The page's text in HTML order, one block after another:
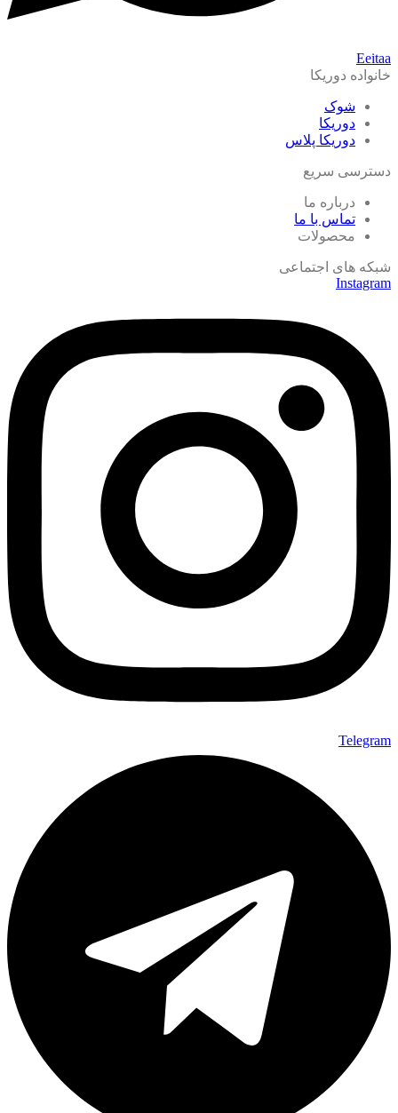
Eeitaa
خانواده دوریکا
شوک
دوریکا
دوریکا پلاس
دسترسی سریع
درباره ما
تماس با ما
محصولات
شبکه های اجتماعی
Instagram
Telegram